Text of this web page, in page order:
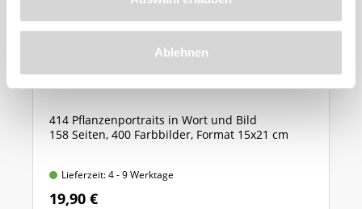
Ablehnen
BdS-Handbuch ''Stauden''
414 Pflanzenportraits in Wort und Bild
158 Seiten, 400 Farbbilder, Format 15x21 cm
Lieferzeit: 4 - 9 Werktage
19,90 €